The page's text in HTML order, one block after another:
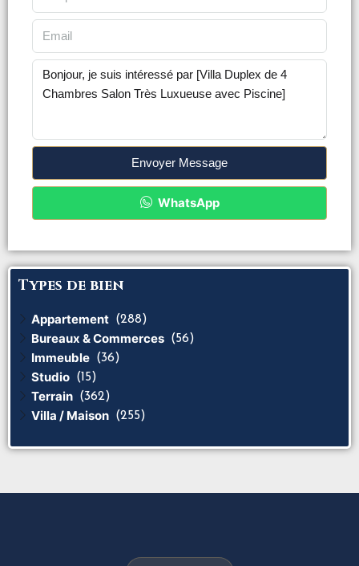
Envoyer Message
WhatsApp
Types de bien
Appartement (288)
Bureaux & Commerces (56)
Immeuble (36)
Studio (15)
Terrain (362)
Villa / Maison (255)